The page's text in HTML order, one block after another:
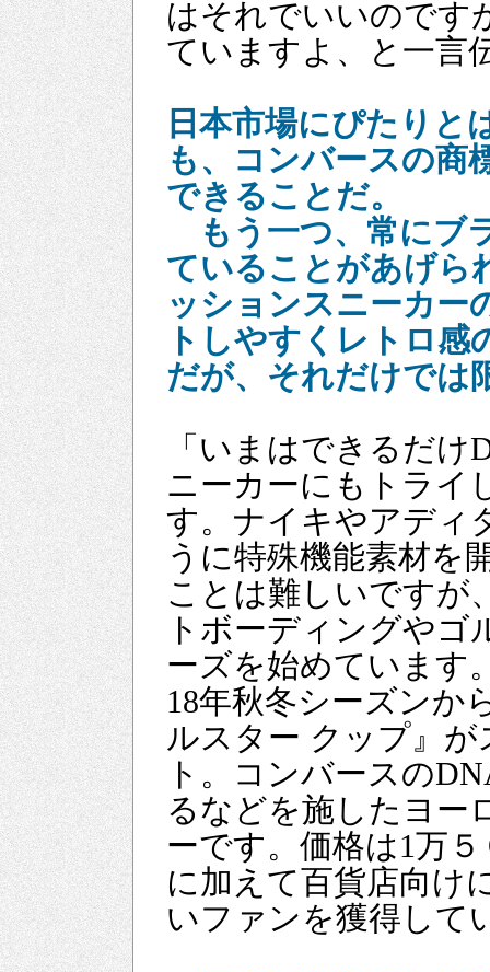
はそれでいいのです
ていますよ、と一言
日本市場にぴたりと
も、コンバースの商
できることだ。
もう一つ、常にブ
ていることがあげら
ッションスニーカー
トしやすくレトロ
だが、それだけでは
「いまはできるだけ
ニーカーにもトライ
す。ナイキやアディ
うに特殊機能素材を
ことは難しいですが
トボーディングやゴ
ーズを始めています
18年秋冬シーズンか
ルスター クップ』が
ト。コンバースの
るなどを施したヨー
ーです。価格は1万
に加えて百貨店向け
いファンを獲得して